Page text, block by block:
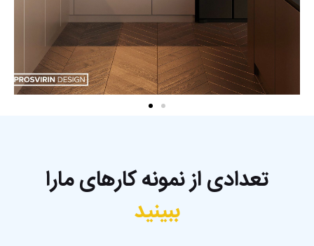
تعدادی از نمونه کارهای مارا
ببینید